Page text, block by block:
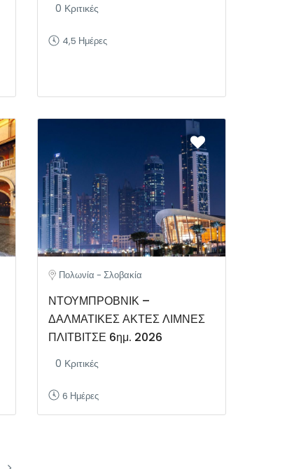
0 Κριτικές
4,5 Ημέρες
Πολωνία - Σλοβακία
ΝΤΟΥΜΠΡΟΒΝΙΚ –
ΔΑΛΜΑΤΙΚΕΣ ΑΚΤΕΣ ΛΙΜΝΕΣ
ΠΛΙΤΒΙΤΣΕ 6ημ. 2026
0 Κριτικές
6 Ημέρες